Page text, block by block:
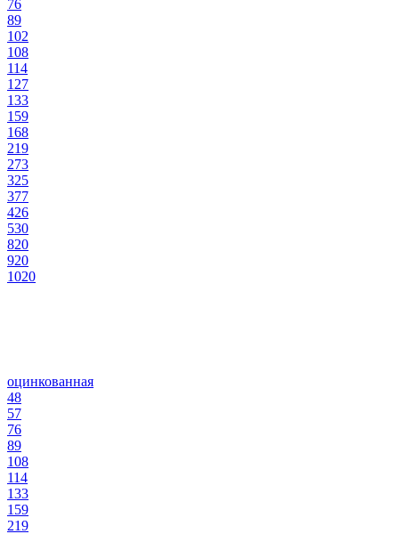
76
89
102
108
114
127
133
159
168
219
273
325
377
426
530
820
920
1020
оцинкованная
48
57
76
89
108
114
133
159
219